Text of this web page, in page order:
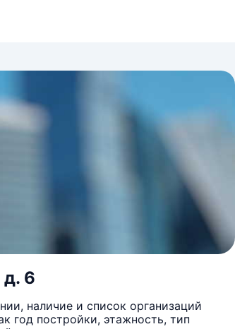
д. 6
наличие и список организаций
год постройки, этажность, тип